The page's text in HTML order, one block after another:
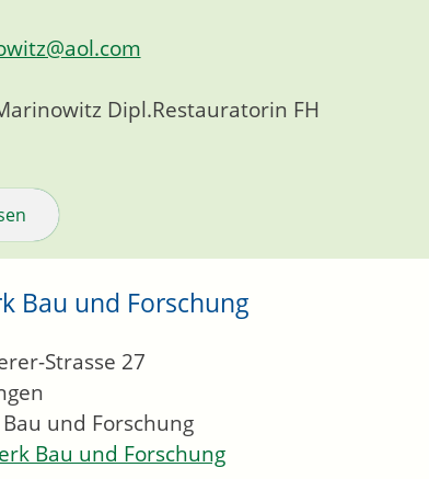
Dipl.Restauratorin FH
Bau und Forschung
und Forschung
Strasse 27
Bau und Forschung